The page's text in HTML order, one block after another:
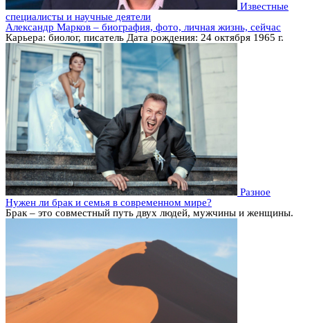
Известные
специалисты и научные деятели
Александр Марков – биография, фото, личная жизнь, сейчас
Карьера: биолог, писатель Дата рождения: 24 октября 1965 г.
Разное
Нужен ли брак и семья в современном мире?
Брак – это совместный путь двух людей, мужчины и женщины.